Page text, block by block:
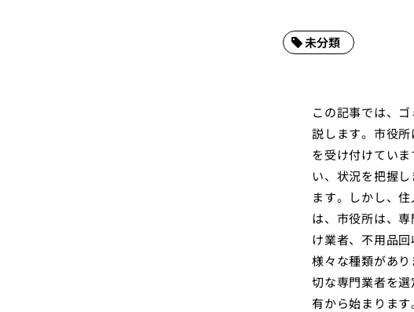
未分類
この記事では、
説します。市役
を受け付けてい
い、状況を把握
ます。しかし、
は、市役所は、
け業者、不用品
様々な種類があ
切な専門業者を
有から始まりま